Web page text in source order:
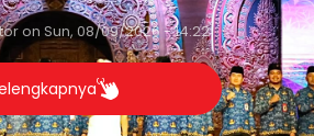
on Sun, 08/09/2026 - 14:22